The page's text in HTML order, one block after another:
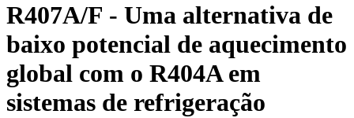
R407A/F - Uma alternativa de
baixo potencial de aquecimento
global com o R404A em
sistemas de refrigeração